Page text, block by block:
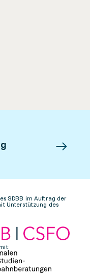
SDBB im Auftrag der
Unterstützung des